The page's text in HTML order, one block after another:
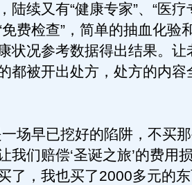
陆续又有“健康专家”、“医疗
免费检查”，简单的抽血化验
状况参考数据得出结果。让
都被开出处方，处方的内容
早已挖好的陷阱，不买那
我们赔偿‘圣诞之旅’的费用
了，我也买了2000多元的